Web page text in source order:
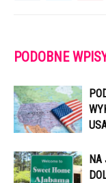
PODOBNE
NA